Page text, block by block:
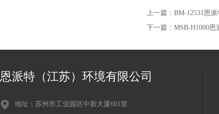
上一篇： BM-12531恩
下一篇： MSB-H1000
恩派特（江苏）环境有限公司
地址：苏州市工业园区中新大厦601室